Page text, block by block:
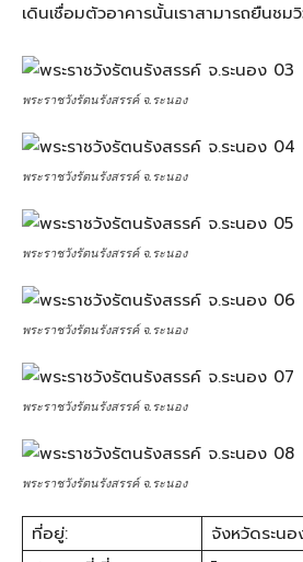
เดินเชื่อมตัวอาคารนั้นเราสามารถยืนชม
พระราชวังรัตนรังสรรค์ จ.ระนอง
พระราชวังรัตนรังสรรค์ จ.ระนอง
พระราชวังรัตนรังสรรค์ จ.ระนอง
พระราชวังรัตนรังสรรค์ จ.ระนอง
พระราชวังรัตนรังสรรค์ จ.ระนอง
พระราชวังรัตนรังสรรค์ จ.ระนอง
ที่อยู่:
จังหวัดระนอ